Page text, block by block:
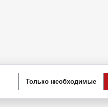
не является публичной
указанных товаров и
Только необходимые